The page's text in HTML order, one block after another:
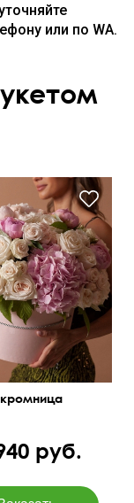
или по WA.
руб.